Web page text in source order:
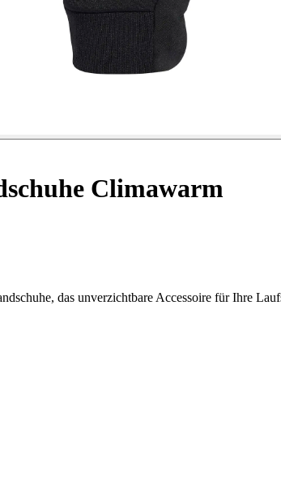
Climawarm
das unverzichtbare Accessoire für Ihre